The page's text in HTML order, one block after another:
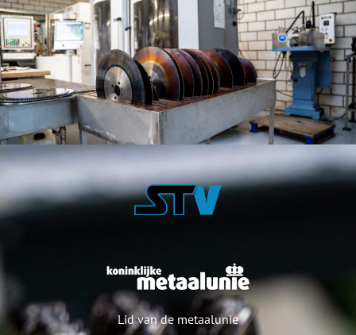
Lid van de metaalunie